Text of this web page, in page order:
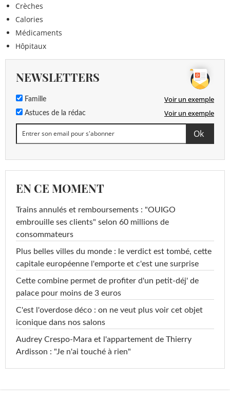
Crèches
Calories
Médicaments
Hôpitaux
NEWSLETTERS
Famille Voir un exemple
Astuces de la rédac Voir un exemple
EN CE MOMENT
Trains annulés et remboursements : "OUIGO
embrouille ses clients" selon 60 millions de
consommateurs
Plus belles villes du monde : le verdict est tombé, cette
capitale européenne l'emporte et c'est une surprise
Cette combine permet de profiter d'un petit-déj' de
palace pour moins de 3 euros
C'est l'overdose déco : on ne veut plus voir cet objet
iconique dans nos salons
Audrey Crespo-Mara et l'appartement de Thierry
Ardisson : "Je n'ai touché à rien"